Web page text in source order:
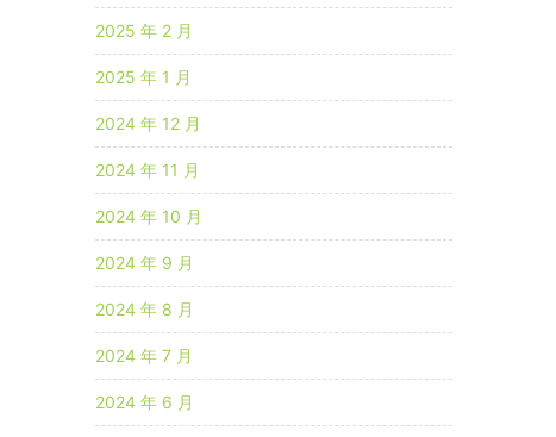
2025 年 2 月
2025 年 1 月
2024 年 12 月
2024 年 11 月
2024 年 10 月
2024 年 9 月
2024 年 8 月
2024 年 7 月
2024 年 6 月